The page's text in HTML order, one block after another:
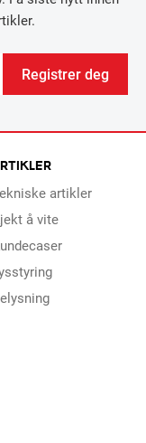
Registrer deg
artikler
å vite